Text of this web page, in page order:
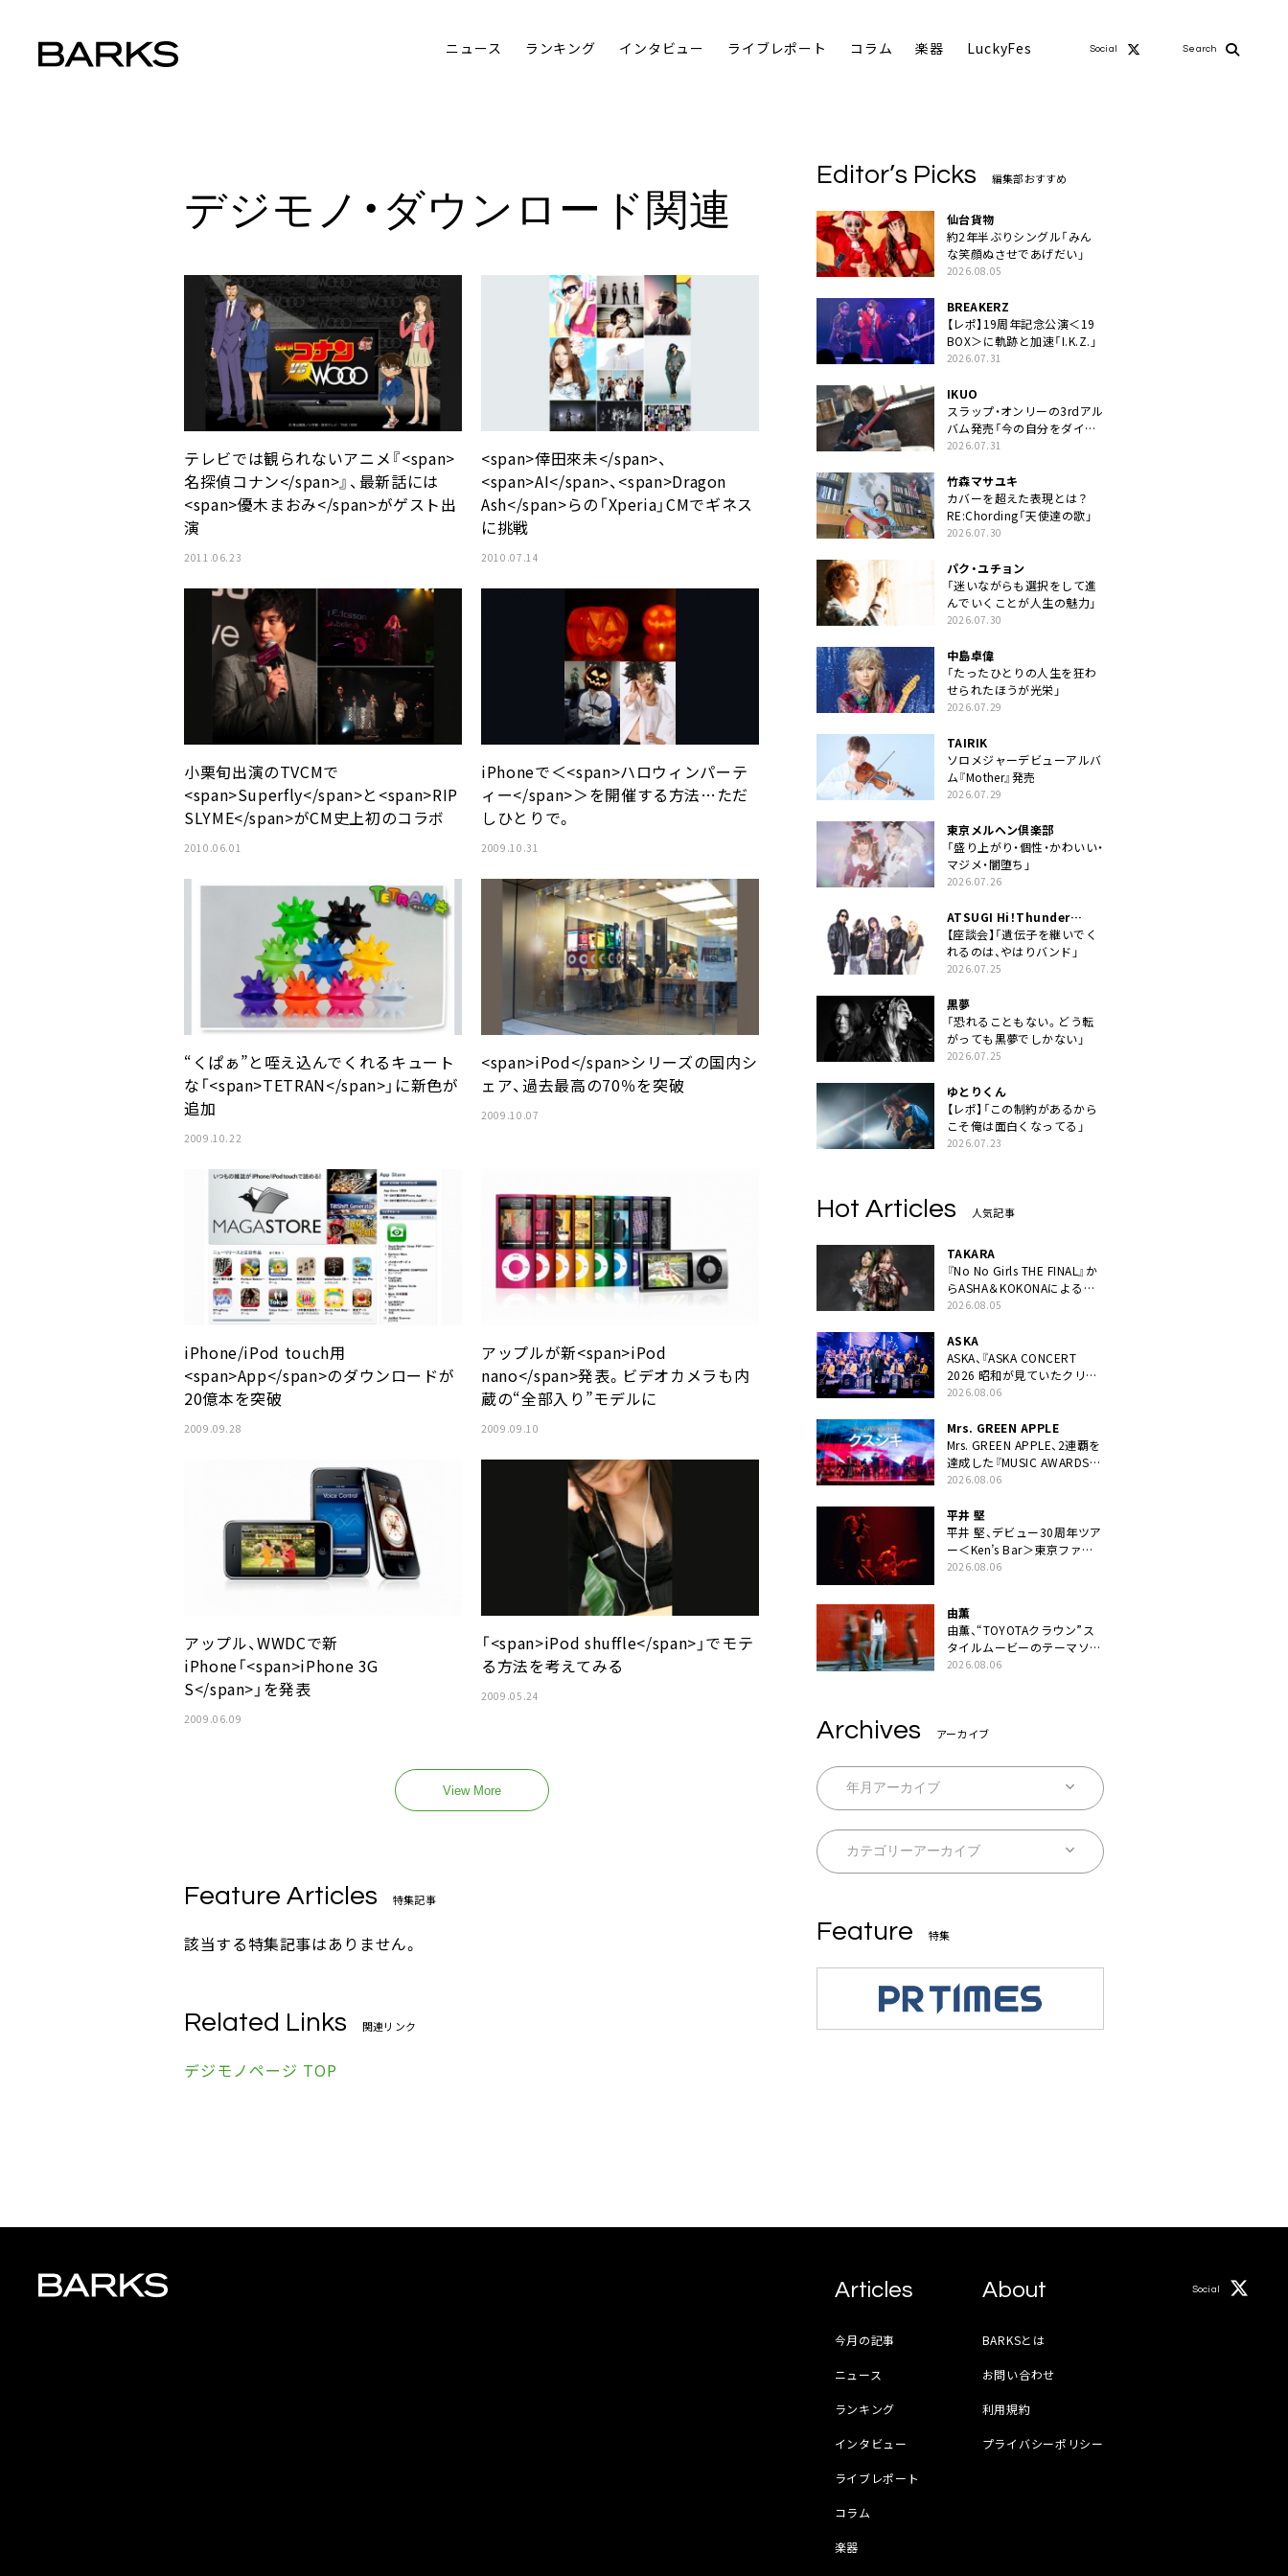
ニュース ランキング インタビュー ライブレポート コラム 楽器 LuckyFes Social Search
デジモノ・ダウンロード関連
テレビでは観られないアニメ『<span>
名探偵コナン</span>』、最新話には
<span>優木まおみ</span>がゲスト出
演
2011.06.23
<span>倖田來未</span>、
<span>AI</span>、<span>Dragon
Ash</span>らの「Xperia」CMでギネス
に挑戦
2010.07.14
小栗旬出演のTVCMで
<span>Superfly</span>と<span>RIP
SLYME</span>がCM史上初のコラボ
2010.06.01
iPhoneで＜<span>ハロウィンパーテ
ィー</span>＞を開催する方法…ただ
しひとりで。
2009.10.31
“くぱぁ”と咥え込んでくれるキュート
な「<span>TETRAN</span>」に新色が
追加
2009.10.22
<span>iPod</span>シリーズの国内シ
ェア、過去最高の70％を突破
2009.10.07
iPhone/iPod touch用
<span>App</span>のダウンロードが
20億本を突破
2009.09.28
アップルが新<span>iPod
nano</span>発表。ビデオカメラも内
蔵の“全部入り”モデルに
2009.09.10
アップル、WWDCで新
iPhone「<span>iPhone 3G
S</span>」を発表
2009.06.09
「<span>iPod shuffle</span>」でモテ
る方法を考えてみる
2009.05.24
View More
Feature Articles 特集記事
該当する特集記事はありません。
Related Links 関連リンク
デジモノページ TOP
Editor’s Picks 編集部おすすめ
仙台貨物
約2年半ぶりシングル「みん
な笑顔ぬさせであげだい」
2026.08.05
BREAKERZ
【レポ】19周年記念公演＜19
BOX＞に軌跡と加速「I.K.Z.」
2026.07.31
IKUO
スラップ・オンリーの3rdアル
バム発売「今の自分をダイレ
クトに」
2026.07.31
竹森マサユキ
カバーを超えた表現とは？
RE:Chording「天使達の歌」
2026.07.30
パク・ユチョン
「迷いながらも選択をして進
んでいくことが人生の魅力」
2026.07.30
中島卓偉
「たったひとりの人生を狂わ
せられたほうが光栄」
2026.07.29
TAIRIK
ソロメジャーデビューアルバ
ム『Mother』発売
2026.07.29
東京メルヘン倶楽部
「盛り上がり・個性・かわいい・
マジメ・闇堕ち」
2026.07.26
ATSUGI Hi！Thunder
Rock Festival
【座談会】「遺伝子を継いでく
れるのは、やはりバンド」
2026.07.25
黒夢
「恐れることもない。どう転
がっても黒夢でしかない」
2026.07.25
ゆとりくん
【レポ】「この制約があるから
こそ俺は面白くなってる」
2026.07.23
Hot Articles 人気記事
TAKARA
『No No Girls THE FINAL』か
らASHA＆KOKONAによるユ
ニット・TAKARAがデビュー
2026.08.05
ASKA
ASKA、『ASKA CONCERT
2026 昭和が見ていたクリス
マス!? 』発売＆上映決定
2026.08.06
Mrs. GREEN APPLE
Mrs. GREEN APPLE、2連覇を
達成した『MUSIC AWARDS
JAPAN 2026』での「クスシ
YouTube公開
2026.08.06
平井 堅
平井 堅、デビュー30周年ツア
ー＜Ken’s Bar＞東京ファイ
ナル公演の映像商品化決定。
2026.08.06
由薫
由薫、“TOYOTAクラウン”ス
タイルムービーのテーマソン
グ「OUT」に「音楽を通じてわ
2026.08.06
Archives アーカイブ
Feature 特集
Articles
今月の記事
ニュース
ランキング
インタビュー
ライブレポート
コラム
楽器
About
BARKSとは
お問い合わせ
利用規約
プライバシーポリシー
Social